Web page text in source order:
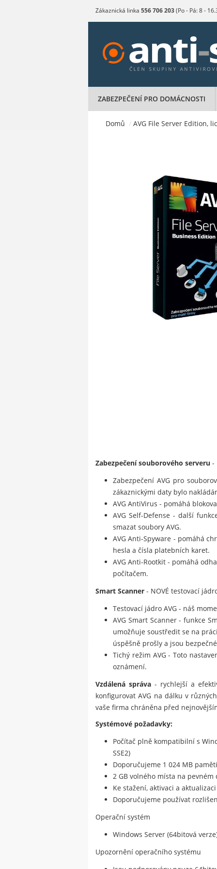
Zákaznická linka 556 706 203(Po - Pá: 8 -
ZABEZPEČENÍ PRO DOMÁCNOSTI
Domů / AVG File Server Edition,
Zabezpečení souborového serveru -
Zabezpečení AVG pro
zákaznickými daty bylo
AVG AntiVirus - pomáhá
AVG Self-Defense - další
smazat soubory AVG.
AVG Anti-Spyware - pomáhá
hesla a čísla platebních karet.
AVG Anti-Rootkit - pomáhá
počítačem.
Smart Scanner - NOVÉ testovací
Testovací jádro AVG - náš
AVG Smart Scanner - funkce
umožňuje soustředit se na
úspěšně prošly a jsou
Tichý režim AVG - Toto
oznámení.
Vzdálená správa - rychlejší a
konfigurovat AVG na dálku v
vaše firma chráněna před
Systémové požadavky:
Počítač plně kompatibilní s
SSE2)
Doporučujeme 1 024 MB
2 GB volného místa na pevném
Ke stažení, aktivaci a
Doporučujeme používat
Operační systém
Windows Server (64bitová
Upozornění operačního systému